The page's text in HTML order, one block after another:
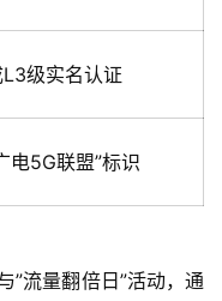
级实名认证
电5G联盟”标识
”流量翻倍日”活动，通